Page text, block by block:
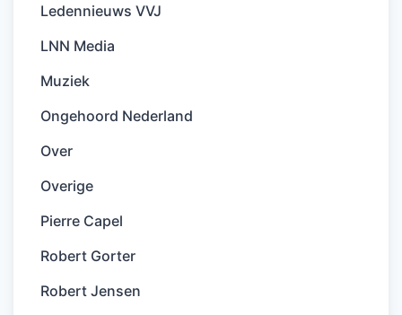
Ledennieuws VVJ
LNN Media
Muziek
Ongehoord Nederland
Over
Overige
Pierre Capel
Robert Gorter
Robert Jensen